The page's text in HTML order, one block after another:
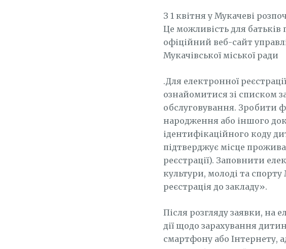
З 1 квітня у Мукачеві
Це можливість для батьків
офіційний веб-сайт
Мукачівської міської ради
.Для електронної
ознайомитися зі списком
обслуговування. Зробити
народження або іншого
ідентифікаційного коду
підтверджує місце
реєстрації). Заповнити
культури, молоді та спорту
реєстрація до закладу».
Після розгляду заявки, на
дії щодо зарахування
смартфону або Інтернету,